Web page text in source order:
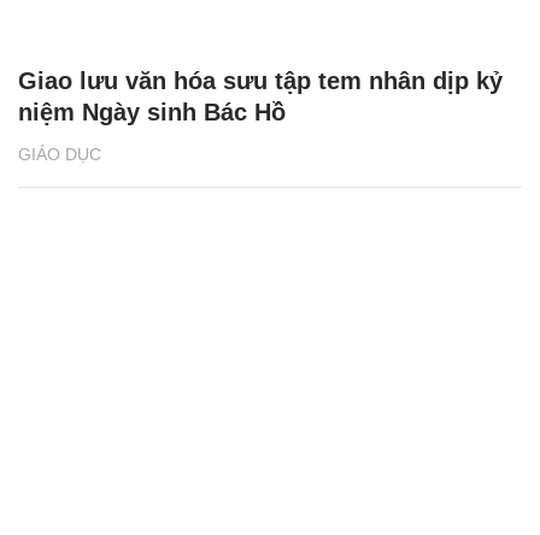
GIÁO DỤC
Giao lưu văn hóa sưu tập tem nhân dịp kỷ
niệm Ngày sinh Bác Hồ